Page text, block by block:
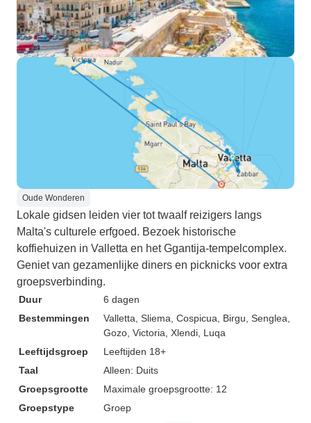
Oude Wonderen
Lokale gidsen leiden vier tot twaalf reizigers langs
Malta's culturele erfgoed. Bezoek historische
koffiehuizen in Valletta en het Ggantija-tempelcomplex.
Geniet van gezamenlijke diners en picknicks voor extra
groepsverbinding.
Duur
6 dagen
Bestemmingen
Valletta , Sliema , Cospicua , Birgu , Senglea
Gozo , Victoria , Xlendi , Luqa
Leeftijdsgroep
Leeftijden 18+
Taal
Alleen: Duits
Groepsgrootte
Maximale groepsgrootte: 12
Groepstype
Groep